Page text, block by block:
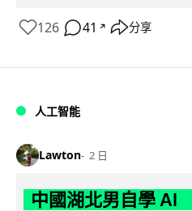
126 41 ↗ 分享
人工智能
Lawton 2 日
中國湖北男自學 AI